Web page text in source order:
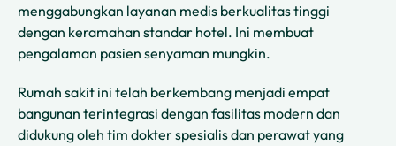
menggabungkan layanan medis berkualitas tinggi
dengan keramahan standar hotel. Ini membuat
pengalaman pasien senyaman mungkin.
Rumah sakit ini telah berkembang menjadi empat
bangunan terintegrasi dengan fasilitas modern dan
didukung oleh tim dokter spesialis dan perawat yang